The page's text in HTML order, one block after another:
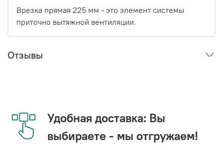
Врезка прямая 225 мм - это элемент системы
приточно вытяжной вентиляции.
Отзывы
Удобная доставка: Вы
выбираете - мы отгружаем!